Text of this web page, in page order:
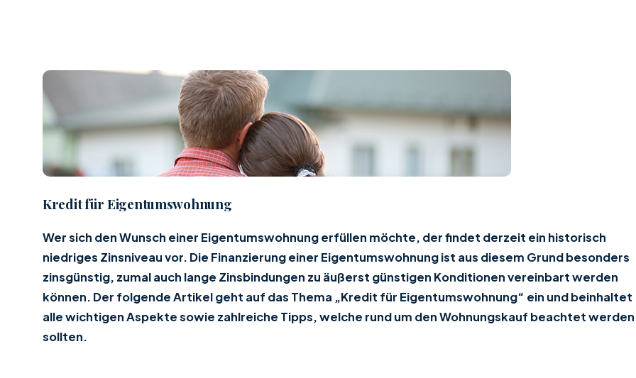
Kredit für Eigentumswohnung
Wer sich den Wunsch einer Eigentumswohnung erfüllen möchte, der findet derzeit ein historisch
niedriges Zinsniveau vor. Die Finanzierung einer Eigentumswohnung ist aus diesem Grund besonders
zinsgünstig, zumal auch lange Zinsbindungen zu äußerst günstigen Konditionen vereinbart werden
können. Der folgende Artikel geht auf das Thema „Kredit für Eigentumswohnung“ ein und beinhaltet
alle wichtigen Aspekte sowie zahlreiche Tipps, welche rund um den Wohnungskauf beachtet werden
sollten.